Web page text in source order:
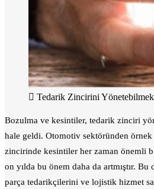
Tedarik Zincirini Yönetebilmek
Bozulma ve kesintiler, tedarik zinciri
hale geldi. Otomotiv sektöründen
zincirinde kesintiler her zaman önemli
on yılda bu önem daha da artmıştır.
parça tedarikçilerini ve lojistik hizmet